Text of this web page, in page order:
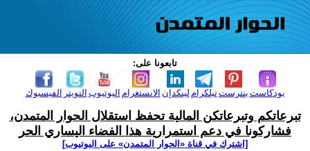
تابعونا على:
الفيسبوك التويتر اليوتيوب الانستغرام لينكدإن تيلكرامبنترست بودكاست
تبرعاتكم وتبرعاتكن المالية تحفظ استقلال الحوار المتمدن،
فشاركونا في دعم استمرارية هذا الفضاء اليساري الحر
[اشترك في قناة ‫«الحوار المتمدن» على اليوتيوب]